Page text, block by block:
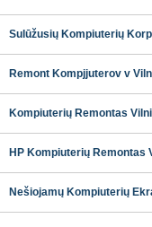
Sulūžusių Kompiuterių
Remont Kompjjuterov v
Kompiuterių Remontas
HP Kompiuterių Remontas
Nešiojamų Kompiuterių